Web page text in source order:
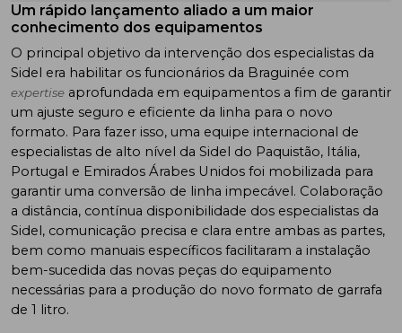
Um rápido lançamento aliado a um maior
conhecimento dos equipamentos
O principal objetivo da intervenção dos especialistas da
Sidel era habilitar os funcionários da Braguinée com
expertise aprofundada em equipamentos a fim de garantir
um ajuste seguro e eficiente da linha para o novo
formato. Para fazer isso, uma equipe internacional de
especialistas de alto nível da Sidel do Paquistão, Itália,
Portugal e Emirados Árabes Unidos foi mobilizada para
garantir uma conversão de linha impecável. Colaboração
a distância, contínua disponibilidade dos especialistas da
Sidel, comunicação precisa e clara entre ambas as partes,
bem como manuais específicos facilitaram a instalação
bem-sucedida das novas peças do equipamento
necessárias para a produção do novo formato de garrafa
de 1 litro.